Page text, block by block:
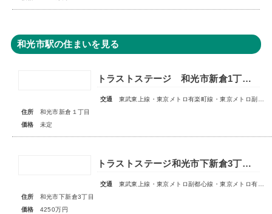
和光市駅の住まいを見る
トラストステージ 和光市新倉1丁目17期 全5区画■第1期分譲 販売予告■
交通
東武東上線・東京メトロ有楽町線・東京メトロ副都心線「和光市」駅 徒歩14～15分
住所
和光市新倉１丁目
価格
未定
トラストステージ和光市下新倉3丁目16期◇限定1区画◇
交通
東武東上線・東京メトロ副都心線・東京メトロ有楽町線「和光市」駅 徒歩19分
住所
和光市下新倉3丁目
価格
4250万円